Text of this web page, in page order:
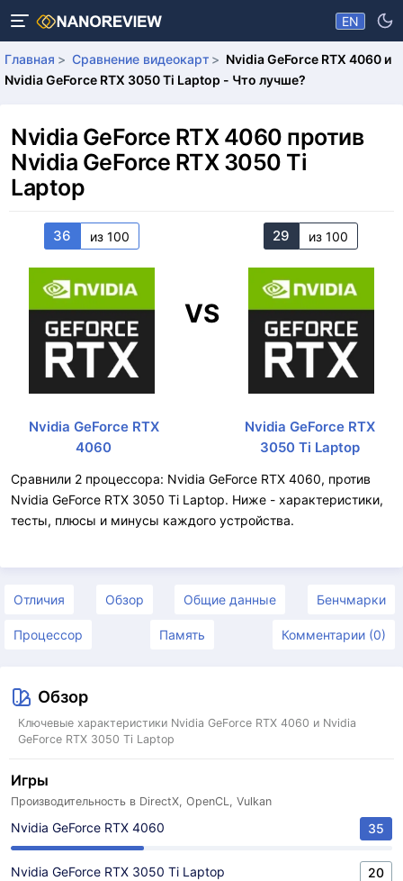
EN
Главная Сравнение видеокарт
Nvidia GeForce RTX 4060 и
Nvidia GeForce RTX 3050 Ti Laptop - Что лучше?
Nvidia GeForce RTX 4060 против
Nvidia GeForce RTX 3050 Ti
Laptop
36 из 100
VS
29 из 100
Nvidia GeForce RTX
4060
Nvidia GeForce RTX
3050 Ti Laptop
Сравнили 2 процессора: Nvidia GeForce RTX 4060, против
Nvidia GeForce RTX 3050 Ti Laptop. Ниже - характеристики,
тесты, плюсы и минусы каждого устройства.
Отличия Обзор Общие данные Бенчмарки
Процессор Память Комментарии (0)
Обзор
Ключевые характеристики Nvidia GeForce RTX 4060 и Nvidia
GeForce RTX 3050 Ti Laptop
Игры
Производительность в DirectX, OpenCL, Vulkan
Nvidia GeForce RTX 4060 35
Nvidia GeForce RTX 3050 Ti Laptop 20